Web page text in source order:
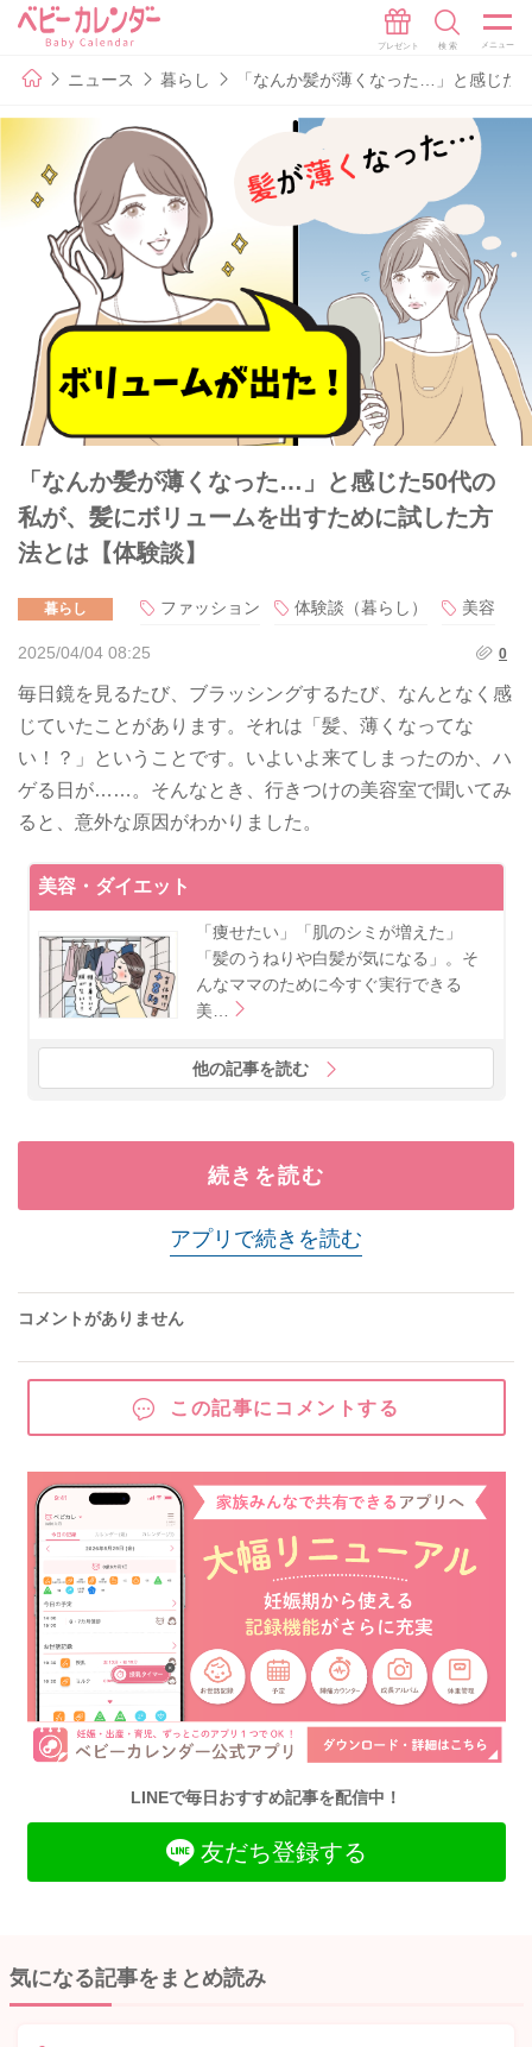
ニュース 暮らし 「なんか髪が薄くなった…」と感じた
「なんか髪が薄くなった…」と感じた50代の
私が、髪にボリュームを出すために試した方
法とは【体験談】
暮らし ファッション 体験談（暮らし） 美容
2025/04/04 08:25 0
毎日鏡を見るたび、ブラッシングするたび、なんとなく感
じていたことがあります。それは「髪、薄くなってな
い！？」ということです。いよいよ来てしまったのか、ハ
ゲる日が……。そんなとき、行きつけの美容室で聞いてみ
ると、意外な原因がわかりました。
美容・ダイエット
「痩せたい」「肌のシミが増えた」
「髪のうねりや白髪が気になる」。そ
んなママのために今すぐ実行できる
美…
他の記事を読む
続きを読む
アプリで続きを読む
コメントがありません
この記事にコメントする
LINEで毎日おすすめ記事を配信中！
友だち登録する
気になる記事をまとめ読み